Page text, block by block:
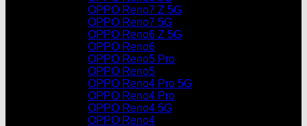
OPPO Reno7 Z 5G
OPPO Reno7 5G
OPPO Reno6 Z 5G
OPPO Reno6
OPPO Reno5 Pro
OPPO Reno5
OPPO Reno4 Pro 5G
OPPO Reno4 Pro
OPPO Reno4 5G
OPPO Reno4